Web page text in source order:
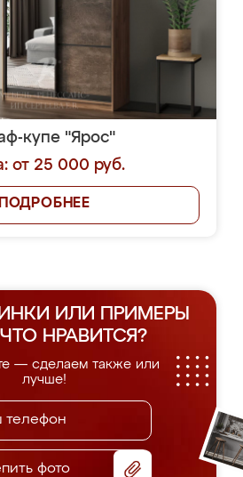
купе "Ярос"
от 25 000 руб.
ПОДРОБНЕЕ
ИЛИ ПРИМЕРЫ
ЧТО НРАВИТСЯ?
— сделаем также или
лучше!
фото